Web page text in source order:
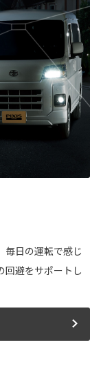
毎日の運転で感じ
回避をサポートし